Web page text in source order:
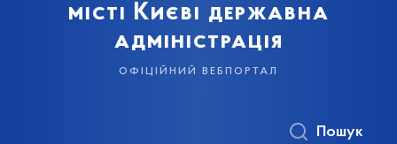
місті Києві державна
адміністрація
офіційний вебпортал
Пошук